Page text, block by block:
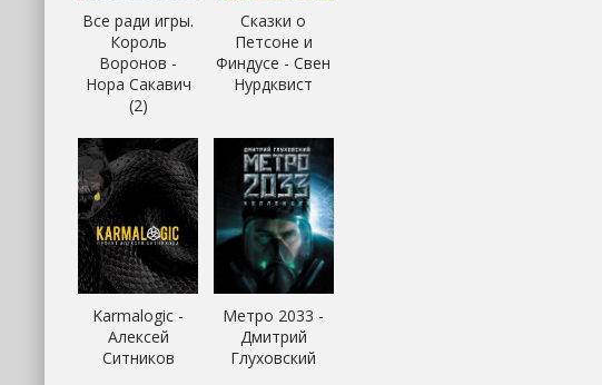
Все ради игры.
Король
Воронов -
Нора Сакавич
(2)
Сказки о
Петсоне и
Финдусе - Свен
Нурдквист
Karmalogic -
Алексей
Ситников
Метро 2033 -
Дмитрий
Глуховский